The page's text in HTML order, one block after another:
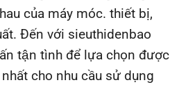
của máy móc. thiết bị,
Đến với sieuthidenbao
tận tình để lựa chọn được
cho nhu cầu sử dụng